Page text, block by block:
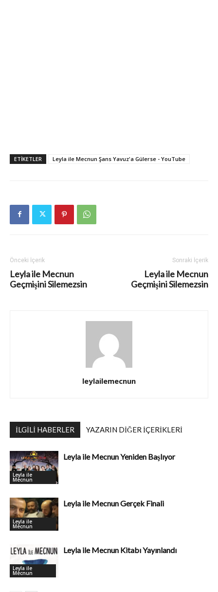
ETIKETLER Leyla ile Mecnun Şans Yavuz'a Gülerse - YouTube
Önceki İçerik
Leyla ile Mecnun
Geçmişini Silemezsin
Sonraki İçerik
Leyla ile Mecnun
Geçmişini Silemezsin
leylailemecnun
İLGILI HABERLER YAZARIN DIĞER İÇERIKLERI
Leyla ile
Mecnun
Leyla ile Mecnun Yeniden Başlıyor
Leyla ile
Mecnun
Leyla ile Mecnun Gerçek Finali
Leyla ile
Mecnun
Leyla ile Mecnun Kitabı Yayınlandı